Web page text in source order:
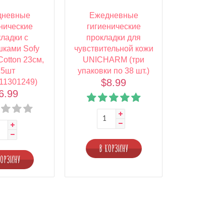
с
Sofy
23см,
Ежедневные
гигиенические
прокладки для
чувствительной кожи
UNICHARM (три
упаковки по 38 шт.)
$8.99
В КОРЗИНУ